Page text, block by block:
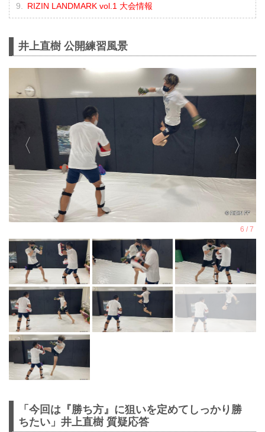
RIZIN LANDMARK vol.1 大会情報
井上直樹 公開練習風景
「今回は『勝ち方』に狙いを定めてしっかり勝
ちたい」井上直樹 質疑応答